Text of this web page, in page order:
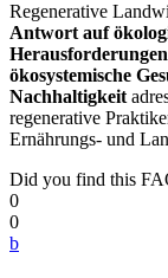
Regenerative
Antwort auf
Herausforderungen
ökosystemische
Nachhaltigkeit
regenerative
Ernährungs- und
Did you find this
0
0
b